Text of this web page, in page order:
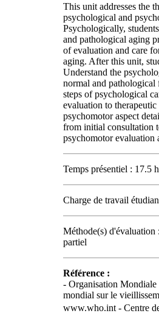
This unit addresses the
psychological and
Psychologically,
and pathological aging
of evaluation and care
aging. After this unit,
Understand the
normal and pathological
steps of psychological
evaluation to
psychomotor aspect
from initial consultation
psychomotor evaluation
Temps présentiel : 17.5
Charge de travail
Méthode(s)
partiel
Référence :
- Organisation Mondiale
mondial sur le
www.who.int - Centre